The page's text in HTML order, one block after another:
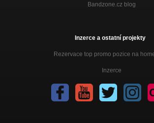
Bandzone.cz blog
Inzerce a ostatní projekty
Rezervace top promo pozice na
Inzerce